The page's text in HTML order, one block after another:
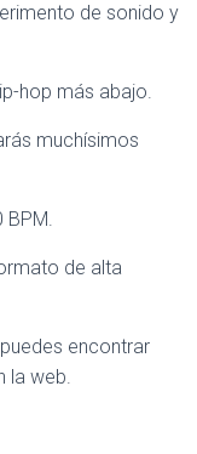
de sonido y
hop más abajo.
muchísimos
BPM.
de alta
encontrar
la web.